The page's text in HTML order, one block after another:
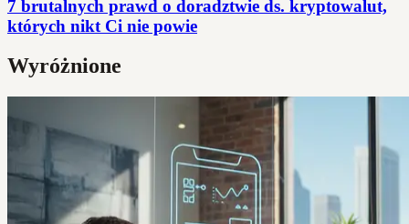
7 brutalnych prawd o doradztwie ds. kryptowalut,
których nikt Ci nie powie
Wyróżnione